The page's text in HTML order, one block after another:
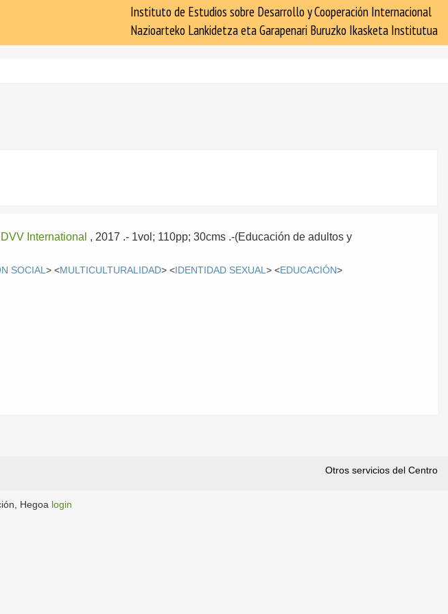
Instituto de Estudios sobre Desarrollo y Cooperación Internacional
Nazioarteko Lankidetza eta Garapenari Buruzko Ikasketa Institutua
DVV International , 2017 .- 1vol; 110pp; 30cms .-(Educación de adultos y
SOCIAL> <MULTICULTURALIDAD> <IDENTIDAD SEXUAL> <EDUCACIÓN>
Otros servicios del Centro
Hegoa login